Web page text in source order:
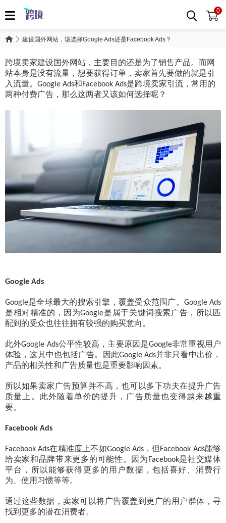
0
建设国外网站，该选择Google Ads还是Facebook Ads？
跨境卖家建设国外网站，主要目的还是为了销售产品。而网
站本身是没有流量，想要获得订单，卖家首先要做的就是引
入流量。 Google Ads和Facebook Ads是跨境卖家引流，常用的
两种付费广告，那么这两者又该如何选择呢？
Google Ads
Google是全球最大的搜索引擎，覆盖受众范围广。 Google Ads
是相对精准的，因为Google是属于关键词搜索广告，所以匹
配到的受众也往往拥有较强的购买意向。
此外Google Ads公平性较高，主要原因是Google非常重视用户
体验，这其中也包括广告。因此Google Ads并非只看中出价，
产品的相关性和广告质量也是重要影响因素。
所以如果卖家广告预算并不高，也可以多下功夫在提升广告
质量上。此外随着单价的提升，广告质量也变得越来越重
要。
Facebook Ads
Facebook Ads在精准度上不如Google Ads，但Facebook Ads能够
给卖家和品牌带来更多的可能性。因为Facebook是社交媒体
平台，所以能够获得更多的用户数据，包括喜好、消费行
为、使用习惯等等。
通过这些数据，卖家可以将广告覆盖到更广的用户群体，寻
找到更多的潜在消费者。